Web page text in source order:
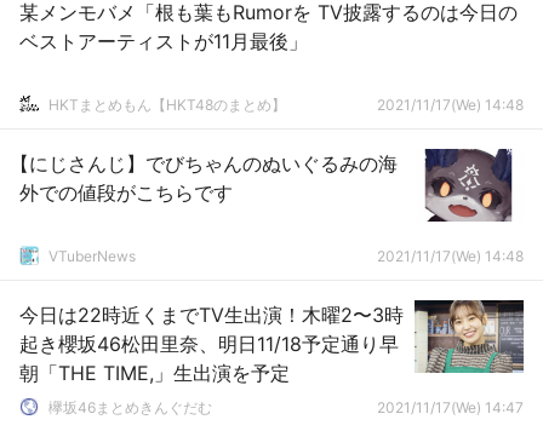
某メンモバメ「根も葉もRumorを TV披露するのは今日の
ベストアーティストが11月最後」
HKTまとめもん【HKT48のまとめ】 2021/11/17(We) 14:48
【にじさんじ】でびちゃんのぬいぐるみの海
外での値段がこちらです
VTuberNews 2021/11/17(We) 14:48
今日は22時近くまでTV生出演！木曜2〜3時
起き櫻坂46松田里奈、明日11/18予定通り早
朝「THE TIME,」生出演を予定
欅坂46まとめきんぐだむ 2021/11/17(We) 14:47